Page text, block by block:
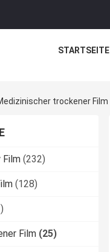
STARTSEITE
trockener Film
Film (232)
(128)
Film (25)